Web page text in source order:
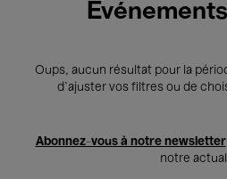
Oups, aucun résultat pour la
d’ajuster vos filtres ou de
Abonnez-vous à notre newsletter
notre